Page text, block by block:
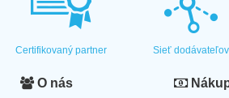
Certifikovaný partner Sieť dodávateľov
O nás